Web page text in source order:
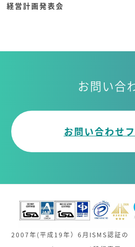
経営計画発表会
お問い合
お問い合わせ
2007年(平成19年）6月ISMS認証の